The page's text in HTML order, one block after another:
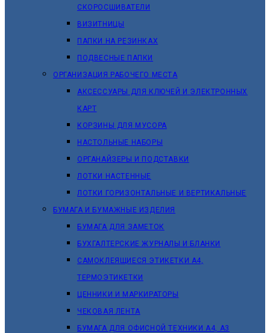
СКОРОСШИВАТЕЛИ
ВИЗИТНИЦЫ
ПАПКИ НА РЕЗИНКАХ
ПОДВЕСНЫЕ ПАПКИ
ОРГАНИЗАЦИЯ РАБОЧЕГО МЕСТА
АКСЕССУАРЫ ДЛЯ КЛЮЧЕЙ И ЭЛЕКТРОННЫХ
КАРТ
КОРЗИНЫ ДЛЯ МУСОРА
НАСТОЛЬНЫЕ НАБОРЫ
ОРГАНАЙЗЕРЫ И ПОДСТАВКИ
ЛОТКИ НАСТЕННЫЕ
ЛОТКИ ГОРИЗОНТАЛЬНЫЕ И ВЕРТИКАЛЬНЫЕ
БУМАГА И БУМАЖНЫЕ ИЗДЕЛИЯ
БУМАГА ДЛЯ ЗАМЕТОК
БУХГАЛТЕРСКИЕ ЖУРНАЛЫ И БЛАНКИ
САМОКЛЕЯЩИЕСЯ ЭТИКЕТКИ А4,
ТЕРМОЭТИКЕТКИ
ЦЕННИКИ И МАРКИРАТОРЫ
ЧЕКОВАЯ ЛЕНТА
БУМАГА ДЛЯ ОФИСНОЙ ТЕХНИКИ А4, А3